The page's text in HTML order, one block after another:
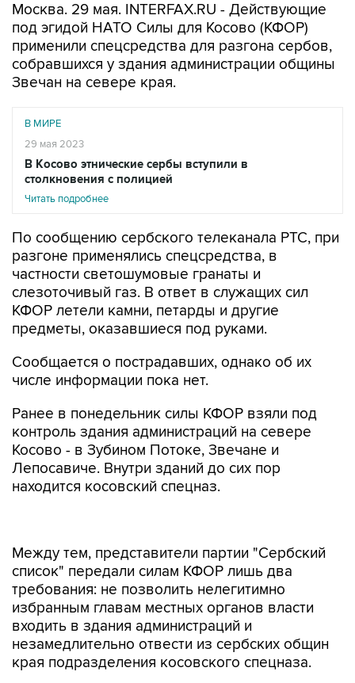
Москва. 29 мая. INTERFAX.RU - Действующие
под эгидой НАТО Силы для Косово (КФОР)
применили спецсредства для разгона сербов,
собравшихся у здания администрации общины
Звечан на севере края.
В МИРЕ
29 мая 2023
В Косово этнические сербы вступили в
столкновения с полицией
Читать подробнее
По сообщению сербского телеканала РТС, при
разгоне применялись спецсредства, в
частности светошумовые гранаты и
слезоточивый газ. В ответ в служащих сил
КФОР летели камни, петарды и другие
предметы, оказавшиеся под руками.
Сообщается о пострадавших, однако об их
числе информации пока нет.
Ранее в понедельник силы КФОР взяли под
контроль здания администраций на севере
Косово - в Зубином Потоке, Звечане и
Лепосавиче. Внутри зданий до сих пор
находится косовский спецназ.
требования: не позволить нелегитимно
избранным главам местных органов власти
входить в здания администраций и
незамедлительно отвести из сербских общин
края подразделения косовского спецназа.
Ситуация на севере Косово осложнилась на